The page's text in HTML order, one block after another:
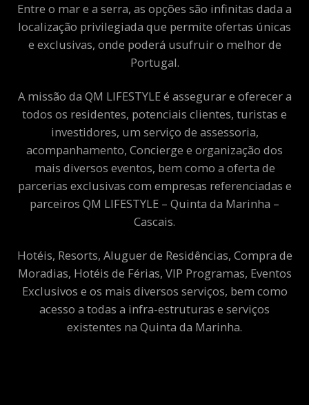
Entre o mar e a serra, as opções são infinitas dada a
localização privilegiada que permite ofertas únicas
e exclusivas, onde poderá usufruir o melhor de
Portugal.
A missão da QM LIFESTYLE é assegurar e oferecer a
todos os residentes, potenciais clientes, turistas e
investidores, um serviço de assessoria,
acompanhamento, Concierge e organização dos
mais diversos eventos, bem como a oferta de
parcerias exclusivas com empresas referenciadas e
parceiros QM LIFESTYLE – Quinta da Marinha –
Cascais.
Hotéis, Resorts, Aluguer de Residências, Compra de
Moradias, Hotéis de Férias, VIP Programas, Eventos
Exclusivos e os mais diversos serviços, bem como
acesso a todas a infra-estruturas e serviços
existentes na Quinta da Marinha.